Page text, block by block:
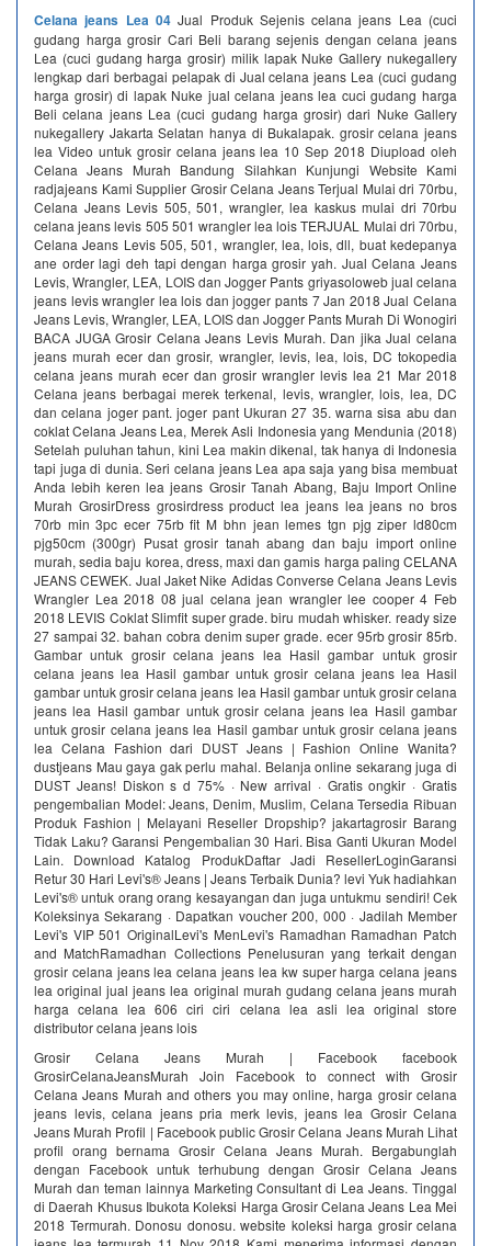
Celana jeans Lea 04Jual Produk Sejenis celana jeans Lea (cuci
gudang harga grosir Cari Beli barang sejenis dengan celana jeans
Lea (cuci gudang harga grosir) milik lapak Nuke Gallery nukegallery
lengkap dari berbagai pelapak di Jual celana jeans Lea (cuci gudang
harga grosir) di lapak Nuke jual celana jeans lea cuci gudang harga
Beli celana jeans Lea (cuci gudang harga grosir) dari Nuke Gallery
nukegallery Jakarta Selatan hanya di Bukalapak. grosir celana jeans
lea Video untuk grosir celana jeans lea 10 Sep 2018 Diupload oleh
Celana Jeans Murah Bandung Silahkan Kunjungi Website Kami
radjajeans Kami Supplier Grosir Celana Jeans Terjual Mulai dri 70rbu,
Celana Jeans Levis 505, 501, wrangler, lea kaskus mulai dri 70rbu
celana jeans levis 505 501 wrangler lea lois TERJUAL Mulai dri 70rbu,
Celana Jeans Levis 505, 501, wrangler, lea, lois, dll, buat kedepanya
ane order lagi deh tapi dengan harga grosir yah. Jual Celana Jeans
Levis, Wrangler, LEA, LOIS dan Jogger Pants griyasoloweb jual celana
jeans levis wrangler lea lois dan jogger pants 7 Jan 2018 Jual Celana
Jeans Levis, Wrangler, LEA, LOIS dan Jogger Pants Murah Di Wonogiri
BACA JUGA Grosir Celana Jeans Levis Murah. Dan jika Jual celana
jeans murah ecer dan grosir, wrangler, levis, lea, lois, DC tokopedia
celana jeans murah ecer dan grosir wrangler levis lea 21 Mar 2018
Celana jeans berbagai merek terkenal, levis, wrangler, lois, lea, DC
dan celana joger pant. joger pant Ukuran 27 35. warna sisa abu dan
coklat Celana Jeans Lea, Merek Asli Indonesia yang Mendunia (2018)
Setelah puluhan tahun, kini Lea makin dikenal, tak hanya di Indonesia
tapi juga di dunia. Seri celana jeans Lea apa saja yang bisa membuat
Anda lebih keren lea jeans Grosir Tanah Abang, Baju Import Online
Murah GrosirDress grosirdress product lea jeans lea jeans no bros
70rb min 3pc ecer 75rb fit M bhn jean lemes tgn pjg ziper ld80cm
pjg50cm (300gr) Pusat grosir tanah abang dan baju import online
murah, sedia baju korea, dress, maxi dan gamis harga paling CELANA
JEANS CEWEK. Jual Jaket Nike Adidas Converse Celana Jeans Levis
Wrangler Lea 2018 08 jual celana jean wrangler lee cooper 4 Feb
2018 LEVIS Coklat Slimfit super grade. biru mudah whisker. ready size
27 sampai 32. bahan cobra denim super grade. ecer 95rb grosir 85rb.
Gambar untuk grosir celana jeans lea Hasil gambar untuk grosir
celana jeans lea Hasil gambar untuk grosir celana jeans lea Hasil
gambar untuk grosir celana jeans lea Hasil gambar untuk grosir celana
jeans lea Hasil gambar untuk grosir celana jeans lea Hasil gambar
untuk grosir celana jeans lea Hasil gambar untuk grosir celana jeans
lea Celana Fashion dari DUST Jeans | Fashion Online Wanita?
dustjeans Mau gaya gak perlu mahal. Belanja online sekarang juga di
DUST Jeans! Diskon s d 75% · New arrival · Gratis ongkir · Gratis
pengembalian Model: Jeans, Denim, Muslim, Celana Tersedia Ribuan
Produk Fashion | Melayani Reseller Dropship? jakartagrosir Barang
Tidak Laku? Garansi Pengembalian 30 Hari. Bisa Ganti Ukuran Model
Lain. Download Katalog ProdukDaftar Jadi ResellerLoginGaransi
Retur 30 Hari Levi's® Jeans | Jeans Terbaik Dunia? levi Yuk hadiahkan
Levi's® untuk orang orang kesayangan dan juga untukmu sendiri! Cek
Koleksinya Sekarang · Dapatkan voucher 200, 000 · Jadilah Member
Levi's VIP 501 OriginalLevi's MenLevi's Ramadhan Ramadhan Patch
and MatchRamadhan Collections Penelusuran yang terkait dengan
grosir celana jeans lea celana jeans lea kw super harga celana jeans
lea original jual jeans lea original murah gudang celana jeans murah
harga celana lea 606 ciri ciri celana lea asli lea original store
distributor celana jeans lois
Grosir Celana Jeans Murah | Facebook facebook
GrosirCelanaJeansMurah Join Facebook to connect with Grosir
Celana Jeans Murah and others you may online, harga grosir celana
jeans levis, celana jeans pria merk levis, jeans lea Grosir Celana
Jeans Murah Profil | Facebook public Grosir Celana Jeans Murah Lihat
profil orang bernama Grosir Celana Jeans Murah. Bergabunglah
dengan Facebook untuk terhubung dengan Grosir Celana Jeans
Murah dan teman lainnya Marketing Consultant di Lea Jeans. Tinggal
di Daerah Khusus Ibukota Koleksi Harga Grosir Celana Jeans Lea Mei
2018 Termurah. Donosu donosu. website koleksi harga grosir celana